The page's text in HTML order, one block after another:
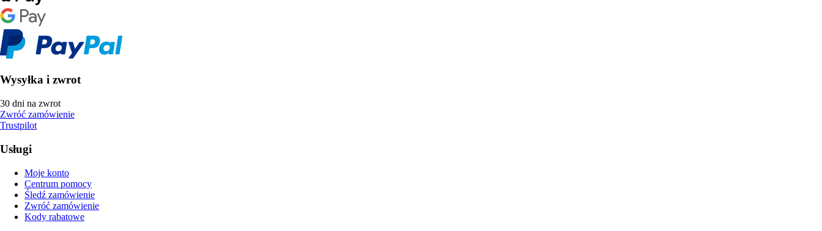
Wysyłka i zwrot
30 dni na zwrot
Zwróć zamówienie
Trustpilot
Usługi
Moje konto
Centrum pomocy
Śledź zamówienie
Zwróć zamówienie
Kody rabatowe